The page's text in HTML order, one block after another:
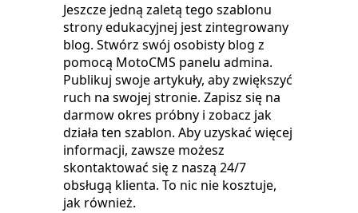
Jeszcze jedną zaletą tego szablonu
strony edukacyjnej jest zintegrowany
blog. Stwórz swój osobisty blog z
pomocą MotoCMS panelu admina.
Publikuj swoje artykuły, aby zwiększyć
ruch na swojej stronie. Zapisz się na
darmow okres próbny i zobacz jak
działa ten szablon. Aby uzyskać więcej
informacji, zawsze możesz
skontaktować się z naszą 24/7
obsługą klienta. To nic nie kosztuje,
jak również.